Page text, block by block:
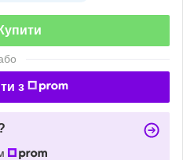
Купити
з